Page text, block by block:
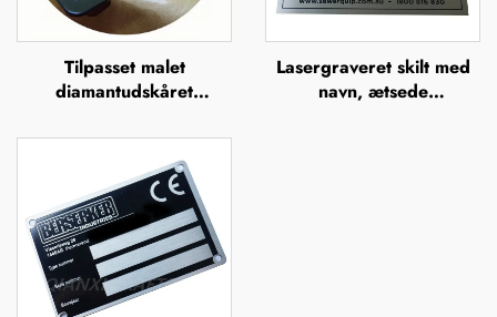
Tilpasset malet
diamantudskåret
metallogo-plade
Lasergraveret skilt med
navn, ætsede